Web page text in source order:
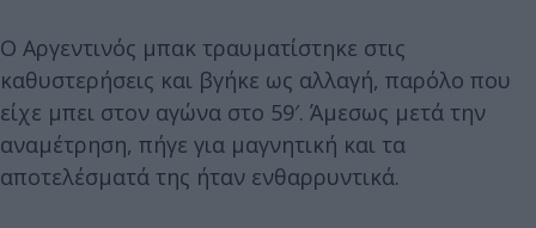
Ο Αργεντινός μπακ τραυματίστηκε στις
καθυστερήσεις και βγήκε ως αλλαγή, παρόλο που
είχε μπει στον αγώνα στο 59′. Άμεσως μετά την
αναμέτρηση, πήγε για μαγνητική και τα
αποτελέσματά της ήταν ενθαρρυντικά.